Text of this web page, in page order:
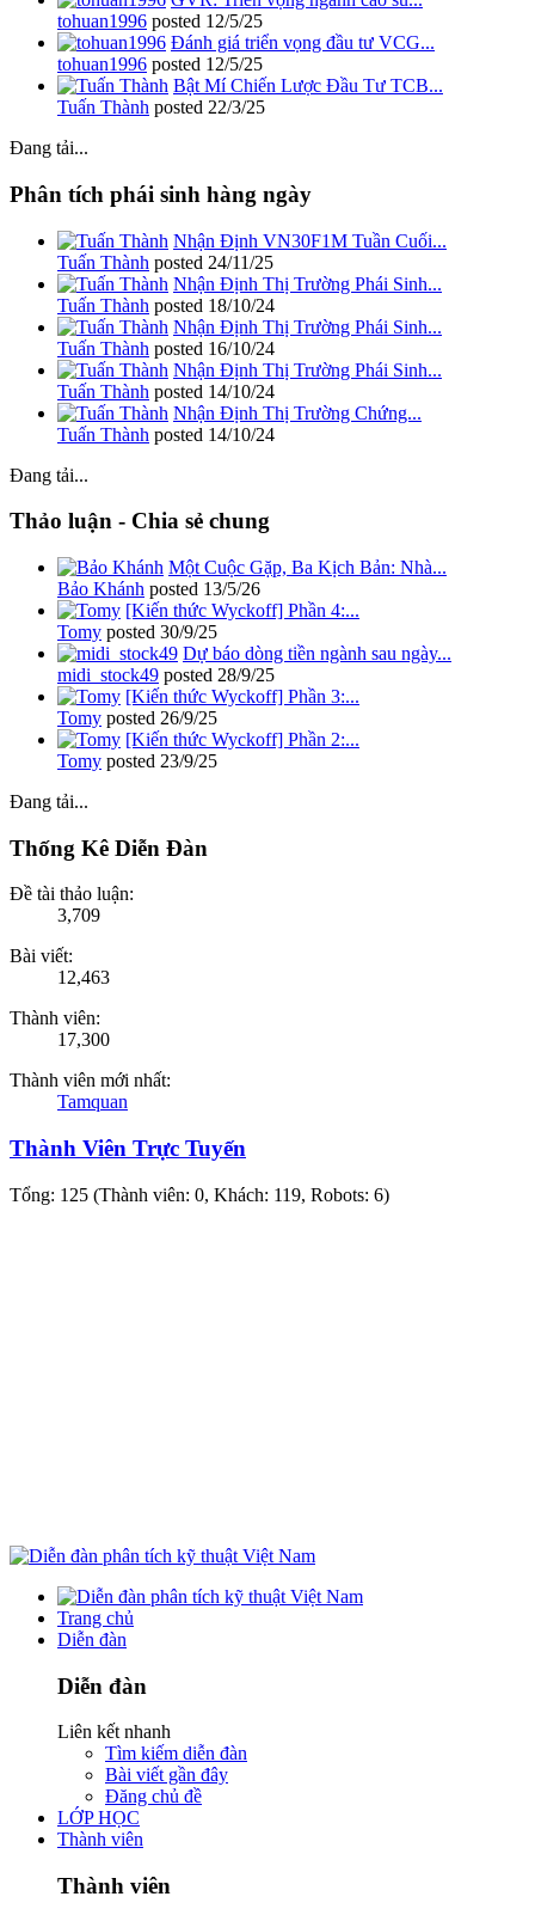
tohuan1996 posted 12/5/25
Đánh giá triển vọng đầu tư VCG...
tohuan1996 posted 12/5/25
Bật Mí Chiến Lược Đầu Tư TCB...
Tuấn Thành posted 22/3/25
Đang tải...
Phân tích phái sinh hàng ngày
Nhận Định VN30F1M Tuần Cuối...
Tuấn Thành posted 24/11/25
Nhận Định Thị Trường Phái Sinh...
Tuấn Thành posted 18/10/24
Nhận Định Thị Trường Phái Sinh...
Tuấn Thành posted 16/10/24
Nhận Định Thị Trường Phái Sinh...
Tuấn Thành posted 14/10/24
Nhận Định Thị Trường Chứng...
Tuấn Thành posted 14/10/24
Đang tải...
Thảo luận - Chia sẻ chung
Một Cuộc Gặp, Ba Kịch Bản: Nhà...
Bảo Khánh posted 13/5/26
[Kiến thức Wyckoff] Phần 4:...
Tomy posted 30/9/25
Dự báo dòng tiền ngành sau ngày...
midi_stock49 posted 28/9/25
[Kiến thức Wyckoff] Phần 3:...
Tomy posted 26/9/25
[Kiến thức Wyckoff] Phần 2:...
Tomy posted 23/9/25
Đang tải...
Thống Kê Diễn Đàn
Đề tài thảo luận:
3,709
Bài viết:
12,463
Thành viên:
17,300
Thành viên mới nhất:
Tamquan
Thành Viên Trực Tuyến
Tổng: 125 (Thành viên: 0, Khách: 119, Robots: 6)
Trang chủ
Diễn đàn
Diễn đàn
Liên kết nhanh
Tìm kiếm diễn đàn
Bài viết gần đây
Đăng chủ đề
LỚP HỌC
Thành viên
Thành viên